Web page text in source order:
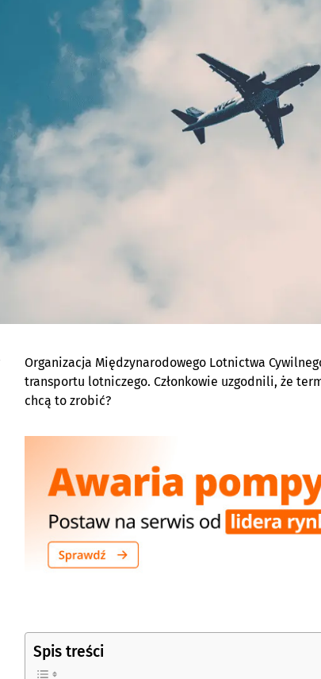
Organizacja Międzynarodowego Lotnictwa
transportu lotniczego. Członkowie uzgodnili, że
chcą to zrobić?
Spis treści